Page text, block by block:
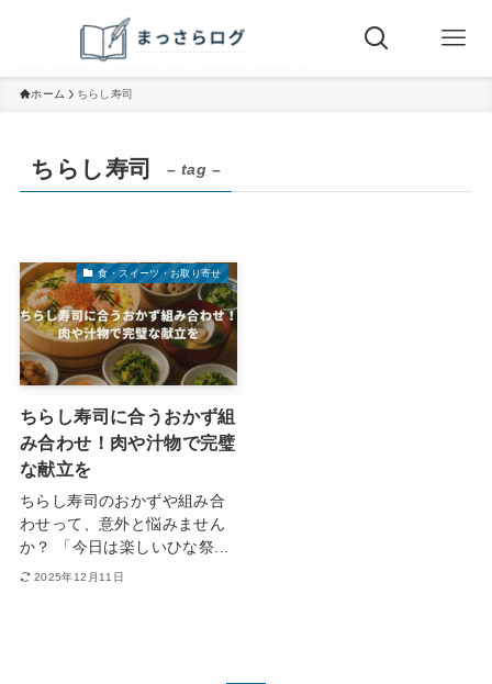
ホーム ちらし寿司
ちらし寿司 – tag –
食・スイーツ・お取り寄せ
ちらし寿司に合うおかず組
み合わせ！肉や汁物で完璧
な献立を
ちらし寿司のおかずや組み合
わせって、意外と悩みません
か？ 「今日は楽しいひな祭...
2025年12月11日